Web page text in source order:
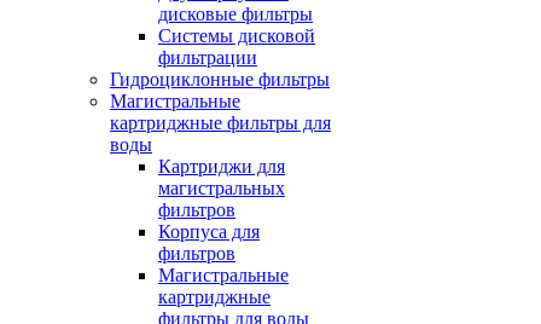
дисковые фильтры
Системы дисковой
фильтрации
Гидроциклонные фильтры
Магистральные
картриджные фильтры для
воды
Картриджи для
магистральных
фильтров
Корпуса для
фильтров
Магистральные
картриджные
фильтры для воды